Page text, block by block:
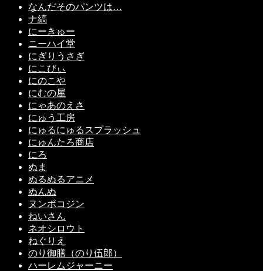
なんだそのパンツは…
ナ縞
にーきゅー
ニーハイ堂
にぎりうさぎ
にこびぃ
にのこや
にむの屋
にゃあのえさ
にゅう工房
にゅるにゅるスプラッシュ
にゅんたろ商店
にろ
ぬま
ぬるぬるアニメ
ぬんぬ
ヌンポコジン
ねいさん
ネオシロウト
ねぐりえ
のり御膳（のり伍郎）
ハーレムジャーニー